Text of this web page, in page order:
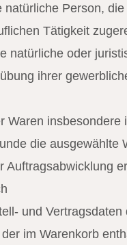
natürliche Person,
Tätigkeit
natürliche oder
ihrer
Waren
die
Auftragsabwicklung
und
im Warenkorb